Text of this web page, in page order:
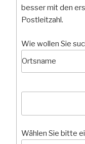
besser mit den
Postleitzahl.
Wie wollen Sie
Wählen Sie bitte